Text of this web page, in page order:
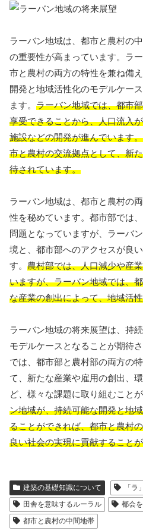
ラーバン地域は、都市と農村の
の重要性が高まっています。ラ
市と農村の両方の特性を兼ね備
開発と地域活性化のモデルケー
ます。 ラーバン地域では、都市
享受できることから、人口流入
施設などの開発が進んでいます
市と農村の交流拠点として、新
待されています。
ラーバン地域は、都市と農村の
性を秘めています。都市部では
問題となっていますが、ラーバ
境と、都市部へのアクセスが良
す。 農村部では、人口減少や産
いますが、ラーバン地域では、
な産業の創出によって、地域活
ラーバン地域の将来展望は、持
モデルケースとなることが期待
では、都市部と農村部の両方の
て、新たな産業や雇用の創出、
ど、様々な課題に取り組むこと
ン地域が、持続可能な開発と地
ることができれば、都市と農村
良い社会の実現に貢献すること
建築の基礎知識について 「ラ」
田舎を意味するルーラル
都会
都市と農村の中間地帯